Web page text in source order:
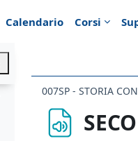
Calendario Corsi
007SP - STORIA